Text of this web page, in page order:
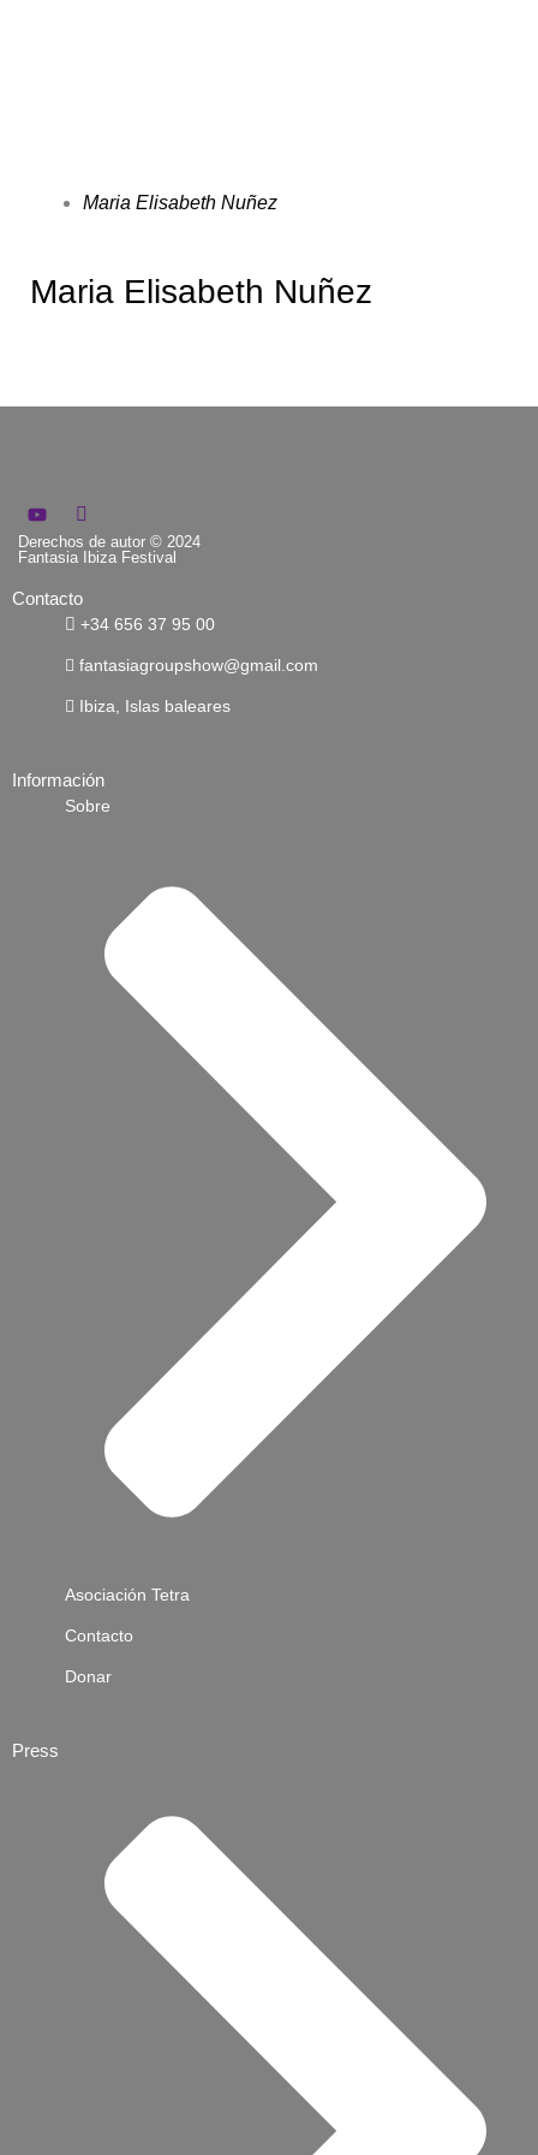
Maria Elisabeth Nuñez
Maria Elisabeth Nuñez
Y
o
u
t
b
I
c
o
f
n
t
i
n
s
t
r
a
m
Derechos de autor © 2024
Fantasia Ibiza Festival
Contacto
+34 656 37 95 00
fantasiagroupshow@gmail.com
Ibiza, Islas baleares
Información
Sobre
Asociación Tetra
Contacto
Donar
Press